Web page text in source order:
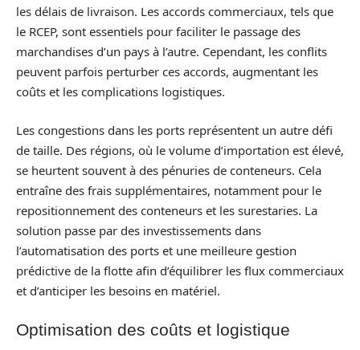
les délais de livraison. Les accords commerciaux, tels que
le RCEP, sont essentiels pour faciliter le passage des
marchandises d’un pays à l’autre. Cependant, les conflits
peuvent parfois perturber ces accords, augmentant les
coûts et les complications logistiques.
Les congestions dans les ports représentent un autre défi
de taille. Des régions, où le volume d’importation est élevé,
se heurtent souvent à des pénuries de conteneurs. Cela
entraîne des frais supplémentaires, notamment pour le
repositionnement des conteneurs et les surestaries. La
solution passe par des investissements dans
l’automatisation des ports et une meilleure gestion
prédictive de la flotte afin d’équilibrer les flux commerciaux
et d’anticiper les besoins en matériel.
Optimisation des coûts et logistique